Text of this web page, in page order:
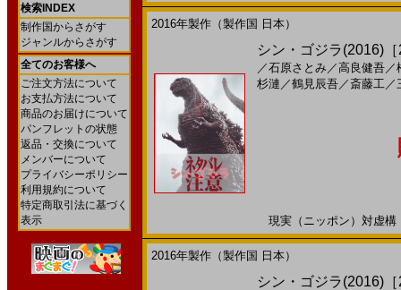
検索INDEX
制作国からさがす
ジャンルからさがす
全てのお客様へ
ご注文方法について
お支払方法について
商品のお届けについて
パンフレットの状態
返品・交換について
メンバーについて
プライバシーポリシー
利用規約について
特定商取引法に基づく
表示
2016年製作（製作国 日本）
シン・ゴジラ(2016)
／石原さとみ／高良健吾／
杉漣 ／鶴見辰吾／ 斎藤工／
現実（ニッポン）対虚
2016年製作（製作国 日本）
シン・ゴジラ(2016)